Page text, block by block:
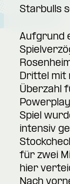
Starbulls
Aufgrund
Drittel mit
Überzahl
Spiel
intensiv
für zwei
hier